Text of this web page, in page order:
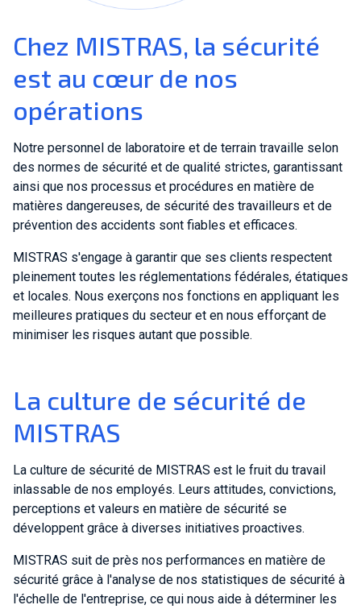
Chez MISTRAS, la sécurité
est au cœur de nos
opérations
Notre personnel de laboratoire et de terrain travaille selon
des normes de sécurité et de qualité strictes, garantissant
ainsi que nos processus et procédures en matière de
matières dangereuses, de sécurité des travailleurs et de
prévention des accidents sont fiables et efficaces.
MISTRAS s'engage à garantir que ses clients respectent
pleinement toutes les réglementations fédérales, étatiques
et locales. Nous exerçons nos fonctions en appliquant les
meilleures pratiques du secteur et en nous efforçant de
minimiser les risques autant que possible.
La culture de sécurité de
MISTRAS
La culture de sécurité de MISTRAS est le fruit du travail
inlassable de nos employés. Leurs attitudes, convictions,
perceptions et valeurs en matière de sécurité se
développent grâce à diverses initiatives proactives.
MISTRAS suit de près nos performances en matière de
sécurité grâce à l'analyse de nos statistiques de sécurité à
l'échelle de l'entreprise, ce qui nous aide à déterminer les